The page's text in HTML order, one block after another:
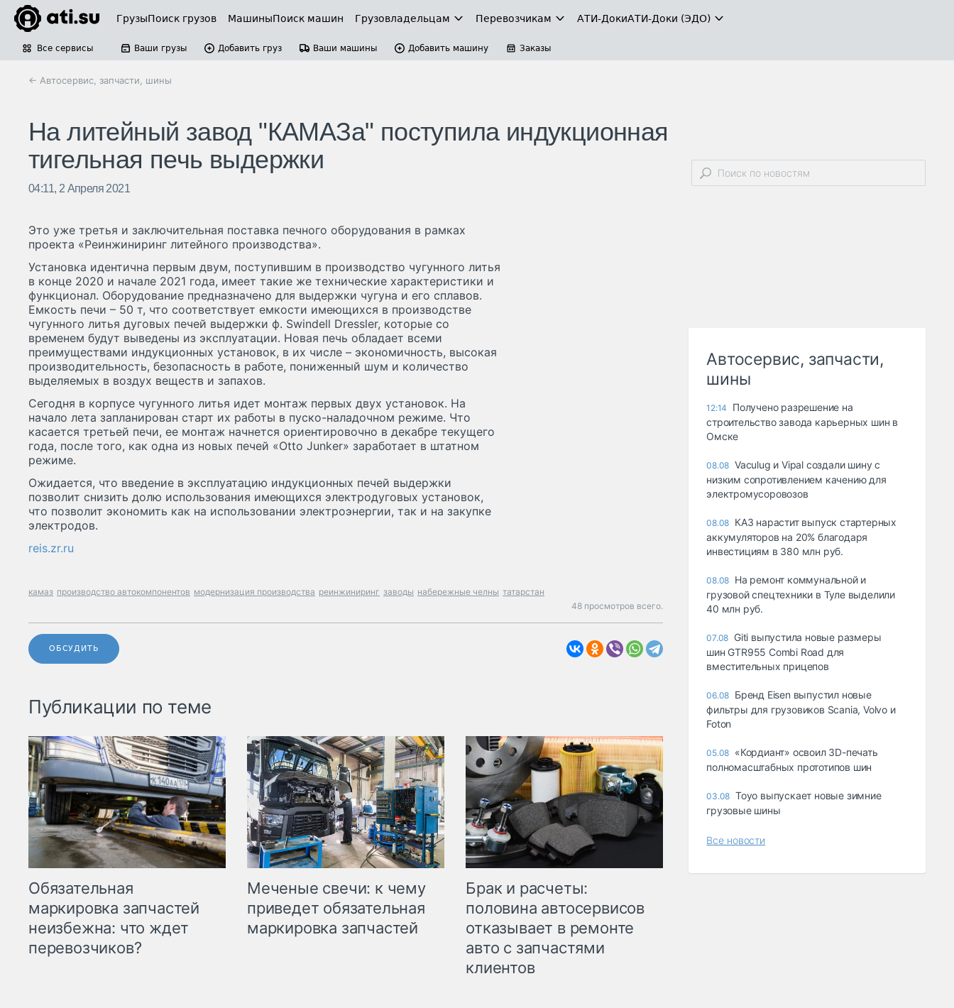
ГрузыПоиск грузов МашиныПоиск машин Грузовладельцам Перевозчикам АТИ-ДокиАТИ-Доки (ЭДО)
Все сервисы Ваши грузы Добавить груз Ваши машины Добавить машину Заказы
← Автосервис, запчасти, шины
На литейный завод "КАМАЗа" поступила индукционная
тигельная печь выдержки
04:11, 2 Апреля 2021
Это уже третья и заключительная поставка печного оборудования в рамках
проекта «Реинжиниринг литейного производства».
Установка идентична первым двум, поступившим в производство чугунного литья
в конце 2020 и начале 2021 года, имеет такие же технические характеристики и
функционал. Оборудование предназначено для выдержки чугуна и его сплавов.
Емкость печи – 50 т, что соответствует емкости имеющихся в производстве
чугунного литья дуговых печей выдержки ф. Swindell Dressler, которые со
временем будут выведены из эксплуатации. Новая печь обладает всеми
преимуществами индукционных установок, в их числе – экономичность, высокая
производительность, безопасность в работе, пониженный шум и количество
выделяемых в воздух веществ и запахов.
Сегодня в корпусе чугунного литья идет монтаж первых двух установок. На
начало лета запланирован старт их работы в пуско-наладочном режиме. Что
касается третьей печи, ее монтаж начнется ориентировочно в декабре текущего
года, после того, как одна из новых печей «Otto Junker» заработает в штатном
режиме.
Ожидается, что введение в эксплуатацию индукционных печей выдержки
позволит снизить долю использования имеющихся электродуговых установок,
что позволит экономить как на использовании электроэнергии, так и на закупке
электродов.
reis.zr.ru
камаз производство автокомпонентов модернизация производства реинжиниринг заводы набережные челны татарстан
48 просмотров всего.
ОБСУДИТЬ
Публикации по теме
Обязательная
маркировка запчастей
неизбежна: что ждет
перевозчиков?
Меченые свечи: к чему
приведет обязательная
маркировка запчастей
Брак и расчеты:
половина автосервисов
отказывает в ремонте
авто с запчастями
клиентов
Автосервис, запчасти,
шины
12:14
Получено разрешение на
строительство завода карьерных шин в
Омске
08.08 Vaculug и Vipal создали шину с
низким сопротивлением качению для
электромусоровозов
08.08 КАЗ нарастит выпуск стартерных
аккумуляторов на 20% благодаря
инвестициям в 380 млн руб.
08.08 На ремонт коммунальной и
грузовой спецтехники в Туле выделили
40 млн руб.
07.08 Giti выпустила новые размеры
шин GTR955 Combi Road для
вместительных прицепов
06.08 Бренд Eisen выпустил новые
фильтры для грузовиков Scania, Volvo и
Foton
05.08 «Кордиант» освоил 3D-печать
полномасштабных прототипов шин
03.08 Toyo выпускает новые зимние
грузовые шины
Все новости